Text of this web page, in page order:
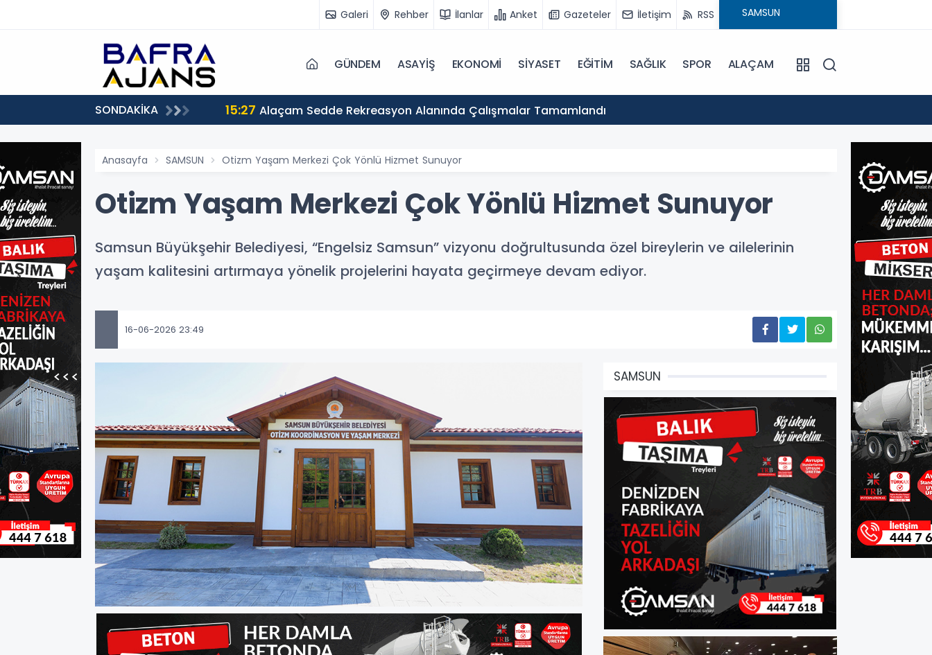
Galeri Rehber İlanlar Anket Gazeteler İletişim RSS
GÜNDEM ASAYİŞ EKONOMİ SİYASET EĞİTİM SAĞLIK SPOR ALAÇAM
SONDAKİKA 15:27 Alaçam Sedde Rekreasyon Alanında Çalışmalar Tamamlandı
Anasayfa SAMSUN Otizm Yaşam Merkezi Çok Yönlü Hizmet Sunuyor
Otizm Yaşam Merkezi Çok Yönlü Hizmet Sunuyor
Samsun Büyükşehir Belediyesi, “Engelsiz Samsun” vizyonu doğrultusunda özel bireylerin ve ailelerinin
yaşam kalitesini artırmaya yönelik projelerini hayata geçirmeye devam ediyor.
16-06-2026 23:49
SAMSUN